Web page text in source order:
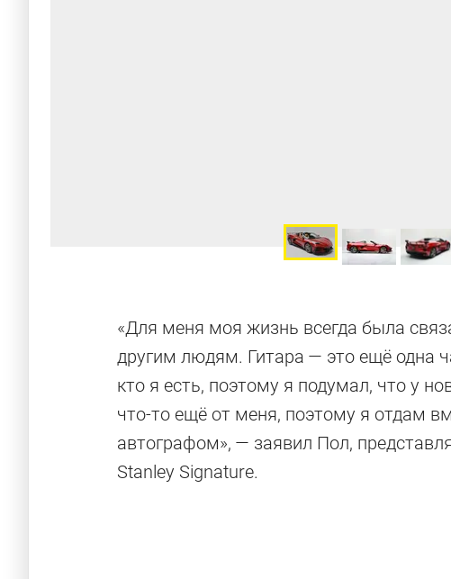
«Для меня моя жизнь всегда была
другим людям. Гитара — это ещё одна
кто я есть, поэтому я подумал, что у
что-то ещё от меня, поэтому я отдам
автографом», — заявил Пол,
Stanley Signature.